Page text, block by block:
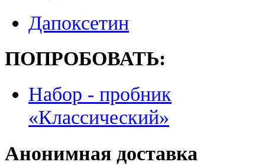
Дапоксетин
ПОПРОБОВАТЬ:
Набор - пробник
«Классический»
Анонимная доставка